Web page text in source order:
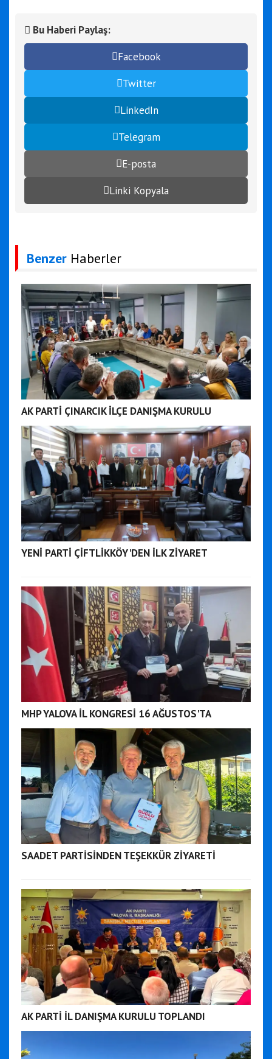
Bu Haberi Paylaş:
Facebook
Twitter
LinkedIn
Telegram
E-posta
Linki Kopyala
Benzer Haberler
AK PARTİ ÇINARCIK İLÇE DANIŞMA KURULU
YENİ PARTİ ÇİFTLİKKÖY'DEN İLK ZİYARET
MHP YALOVA İL KONGRESİ 16 AĞUSTOS'TA
SAADET PARTİSİNDEN TEŞEKKÜR ZİYARETİ
AK PARTİ İL DANIŞMA KURULU TOPLANDI